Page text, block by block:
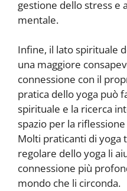
gestione dello stress e
mentale.
Infine, il lato spirituale
una maggiore
connessione con il
pratica dello yoga può
spirituale e la ricerca
spazio per la
Molti praticanti di yoga
regolare dello yoga li
connessione più
mondo che li circonda.